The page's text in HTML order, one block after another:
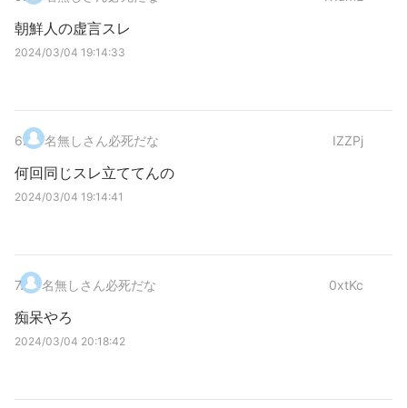
朝鮮人の虚言スレ
2024/03/04 19:14:33
6. 名無しさん必死だな IZZPj
何回同じスレ立ててんの
2024/03/04 19:14:41
7. 名無しさん必死だな 0xtKc
痴呆やろ
2024/03/04 20:18:42